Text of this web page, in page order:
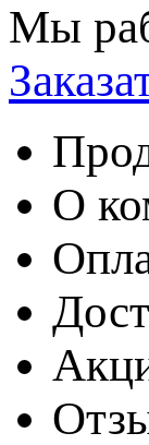
Мы
О